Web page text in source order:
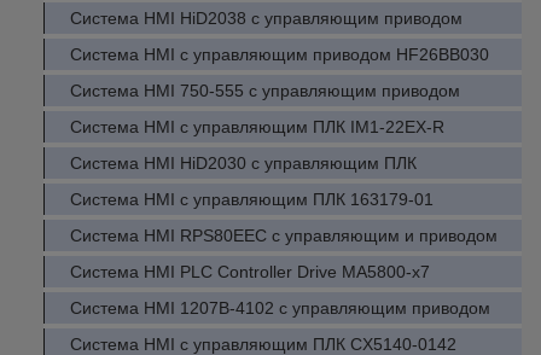
Система HMI HiD2038 с управляющим приводом
Система HMI с управляющим приводом HF26BB030
Система HMI 750-555 с управляющим приводом
Система HMI с управляющим ПЛК IM1-22EX-R
Система HMI HiD2030 с управляющим ПЛК
Система HMI с управляющим ПЛК 163179-01
Система HMI RPS80EEC с управляющим и приводом
Система HMI PLC Controller Drive MA5800-x7
Система HMI 1207B-4102 с управляющим приводом
Система HMI с управляющим ПЛК CX5140-0142